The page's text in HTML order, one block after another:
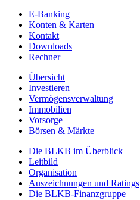
E-Banking
Konten & Karten
Kontakt
Downloads
Rechner
Übersicht
Investieren
Vermögensverwaltung
Immobilien
Vorsorge
Börsen & Märkte
Die BLKB im Überblick
Leitbild
Organisation
Auszeichnungen und Ratings
Die BLKB-Finanzgruppe